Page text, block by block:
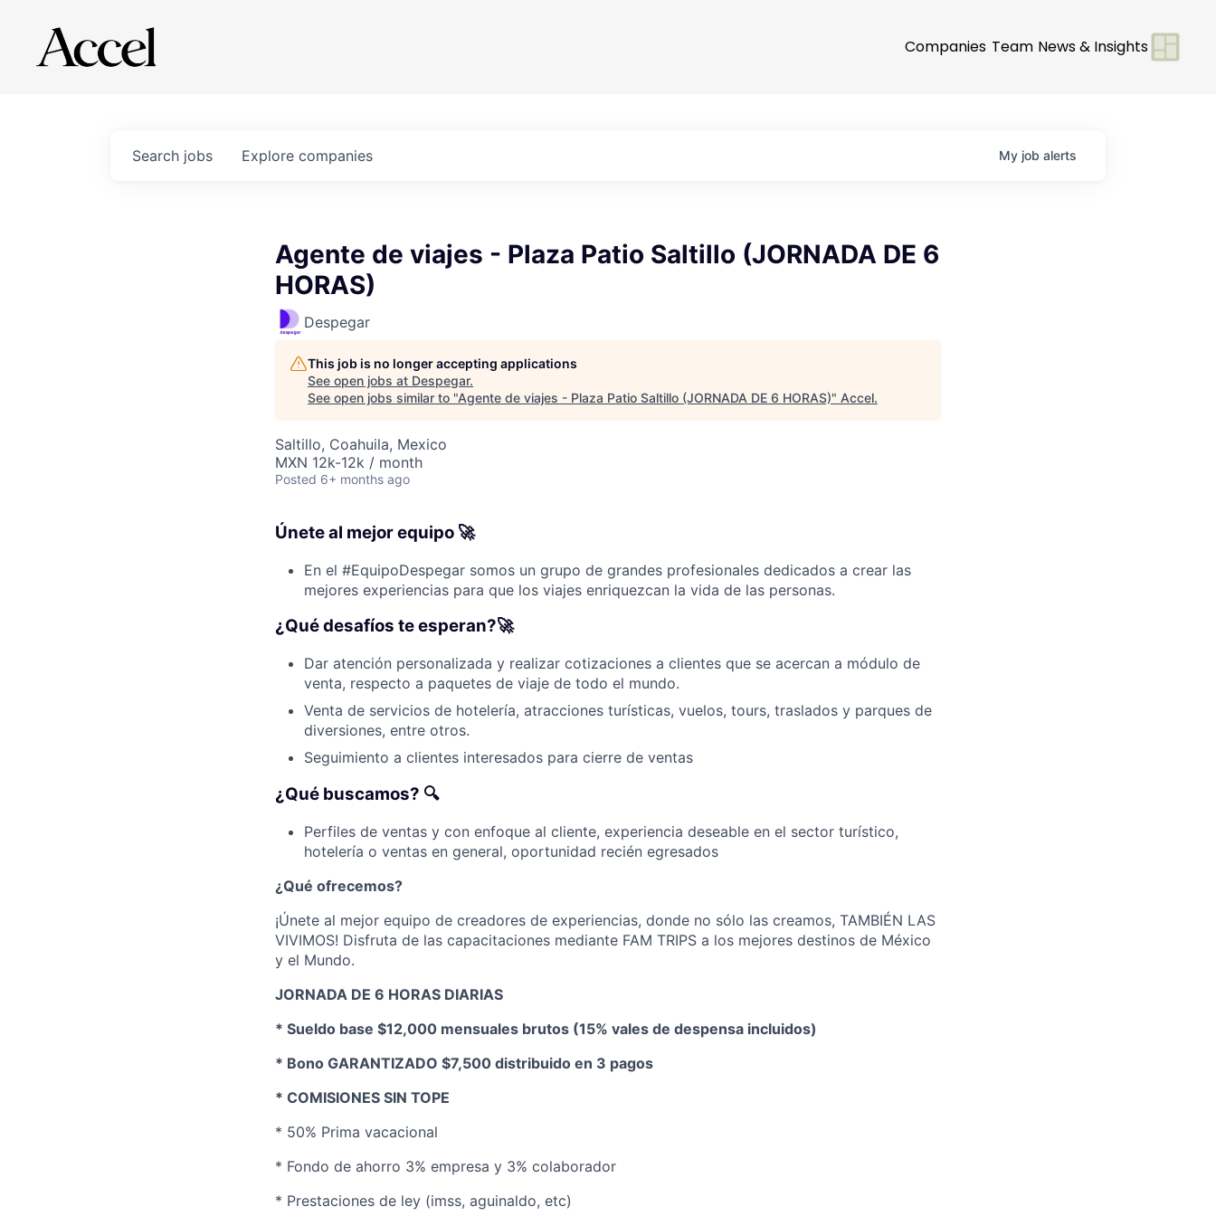
Companies Team News & Insights
Search jobs Explore companies My job alerts
Agente de viajes - Plaza Patio Saltillo (JORNADA DE 6
HORAS)
Despegar
This job is no longer accepting applications
See open jobs at Despegar.
See open jobs similar to "Agente de viajes - Plaza Patio Saltillo (JORNADA DE 6 HORAS)" Accel.
Saltillo, Coahuila, Mexico
MXN 12k-12k / month
Posted 6+ months ago
Únete al mejor equipo 🚀
En el #EquipoDespegar somos un grupo de grandes profesionales dedicados a crear las
mejores experiencias para que los viajes enriquezcan la vida de las personas.
¿Qué desafíos te esperan?🚀
Dar atención personalizada y realizar cotizaciones a clientes que se acercan a módulo de
venta, respecto a paquetes de viaje de todo el mundo.
Venta de servicios de hotelería, atracciones turísticas, vuelos, tours, traslados y parques de
diversiones, entre otros.
Seguimiento a clientes interesados ​​para cierre de ventas
¿Qué buscamos? 🔍
Perfiles de ventas y con enfoque al cliente, experiencia deseable en el sector turístico,
hotelería o ventas en general, oportunidad recién egresados
¿Qué ofrecemos?
¡Únete al mejor equipo de creadores de experiencias, donde no sólo las creamos, TAMBIÉN LAS
VIVIMOS! Disfruta de las capacitaciones mediante FAM TRIPS a los mejores destinos de México
y el Mundo.
JORNADA DE 6 HORAS DIARIAS
* Sueldo base $12,000 mensuales brutos (15% vales de despensa incluidos)
* Bono GARANTIZADO $7,500 distribuido en 3 pagos
* COMISIONES SIN TOPE
* 50% Prima vacacional
* Fondo de ahorro 3% empresa y 3% colaborador
* Prestaciones de ley (imss, aguinaldo, etc)